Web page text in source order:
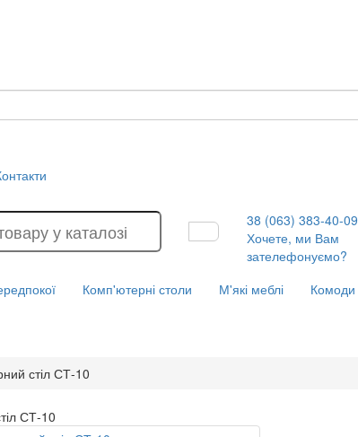
38 (063) 383-40-09
Хочете, ми Вам
зателефонуємо?
Комп'ютерні столи М'які меблі Комоди
стіл СТ-10
СТ-10